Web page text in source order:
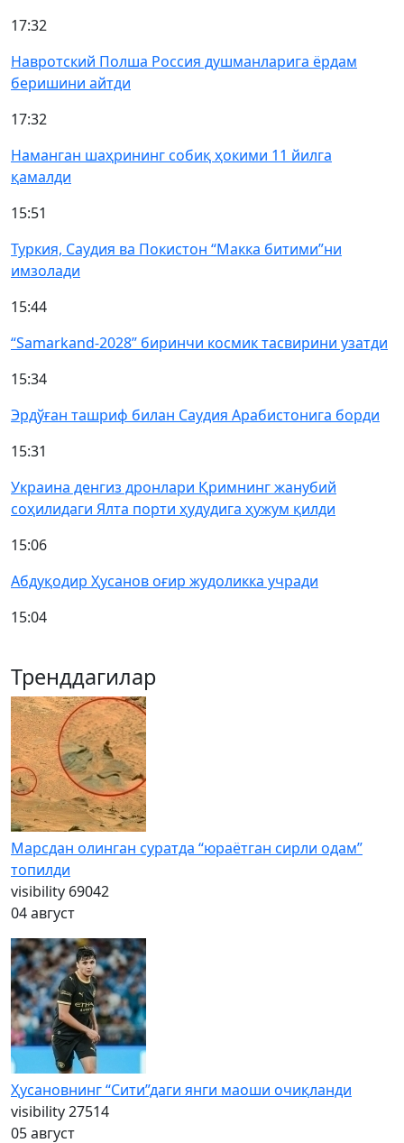
17:32
Навротский Полша Россия душманларига ёрдам
беришини айтди
17:32
Наманган шаҳрининг собиқ ҳокими 11 йилга
қамалди
15:51
Туркия, Саудия ва Покистон “Макка битими”ни
имзолади
15:44
“Samarkand-2028” биринчи космик тасвирини узатди
15:34
Эрдўған ташриф билан Саудия Арабистонига борди
15:31
Украина денгиз дронлари Қримнинг жанубий
соҳилидаги Ялта порти ҳудудига ҳужум қилди
15:06
Абдуқодир Ҳусанов оғир жудоликка учради
15:04
Тренддагилар
Марсдан олинган суратда “юраётган сирли одам”
топилди
visibility 69042
04 август
Ҳусановнинг “Сити”даги янги маоши очиқланди
visibility27514
05 август